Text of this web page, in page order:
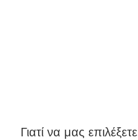
Γιατί να μας επιλέξετε